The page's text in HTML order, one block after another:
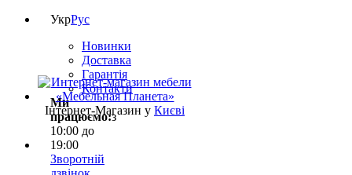
УкрРус
Новинки
Доставка
Гарантія
Контакти
Ми
працюємо:з
10:00 до
19:00
Зворотній
Інтернет-Магазин у Києві